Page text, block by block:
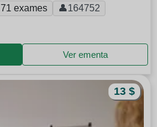
71 exames 👤164752
Ver ementa
13 $